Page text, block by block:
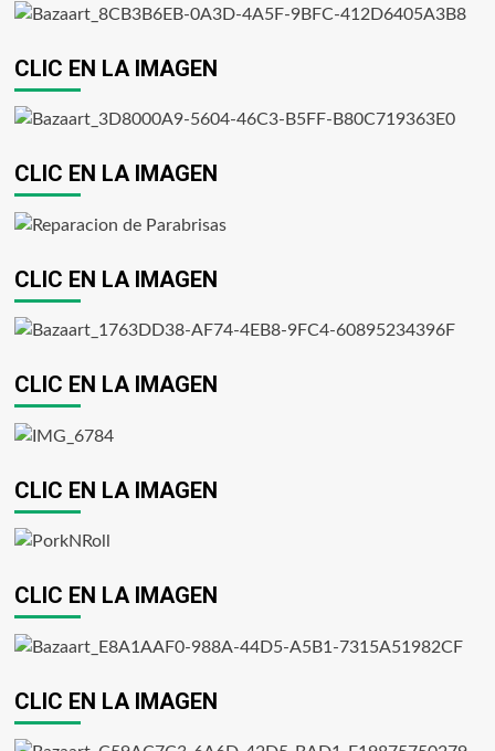
CLIC EN LA IMAGEN
CLIC EN LA IMAGEN
CLIC EN LA IMAGEN
CLIC EN LA IMAGEN
CLIC EN LA IMAGEN
CLIC EN LA IMAGEN
CLIC EN LA IMAGEN